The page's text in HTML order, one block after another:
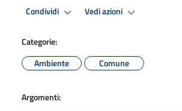
Condividi Vedi azioni
Categorie:
Ambiente
Comune
Argomenti: